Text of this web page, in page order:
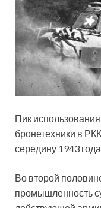
Пик
бронетехники в
середину 1943
Во второй
промышленность